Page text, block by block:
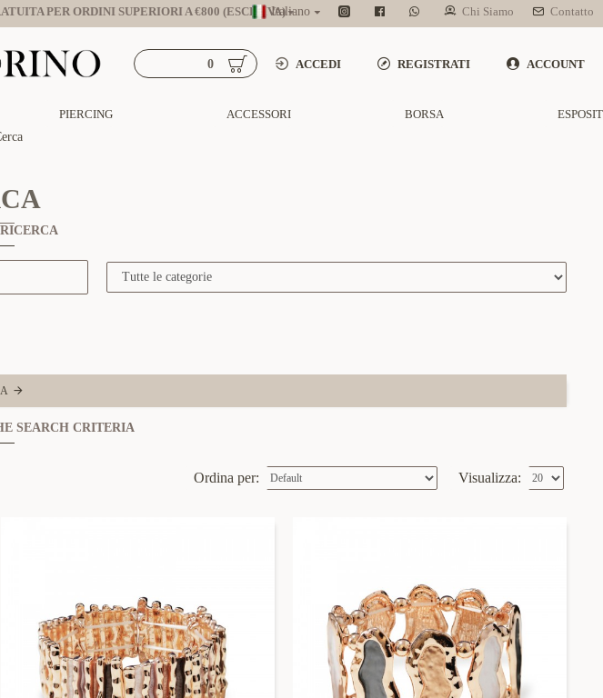
PER ORDINI SUPERIORI A €800 (ESCL. IVA)Italiano Chi Siamo Contatto
ACCEDI REGISTRATI ACCOUNT
0
PIERCING ACCESSORI BORSA
SEARCH CRITERIA
Ordina per: Visualizza: